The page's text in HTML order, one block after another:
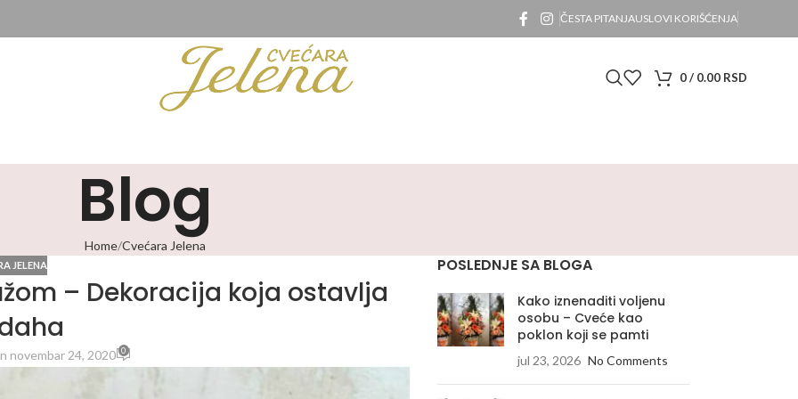
ČESTA PITANJAUSLOVI KORIŠĆENJA
0/ 0.00RSD
Blog
Home Cvećara Jelena
JELENA
– Dekoracija koja ostavlja
novembar 24, 2020 0
POSLEDNJE SA BLOGA
Kako iznenaditi voljenu
osobu – Cveće kao
poklon koji se pamti
jul 23, 2026 No Comments